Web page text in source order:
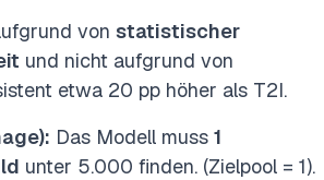
von statistischer
und nicht aufgrund von
etwa 20 pp höher als T2I.
Das Modell muss 1
unter 5.000 finden. (Zielpool = 1).